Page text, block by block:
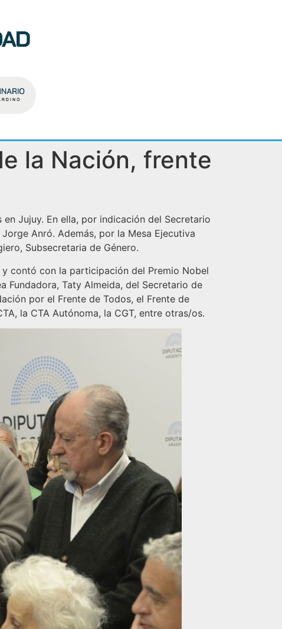
la Nación, frente
Jujuy. En ella, por indicación del Secretario
Anró. Además, por la Mesa Ejecutiva
Subsecretaria de Género.
contó con la participación del Premio Nobel
Fundadora, Taty Almeida, del Secretario de
por el Frente de Todos, el Frente de
la CTA Autónoma, la CGT, entre otras/os.